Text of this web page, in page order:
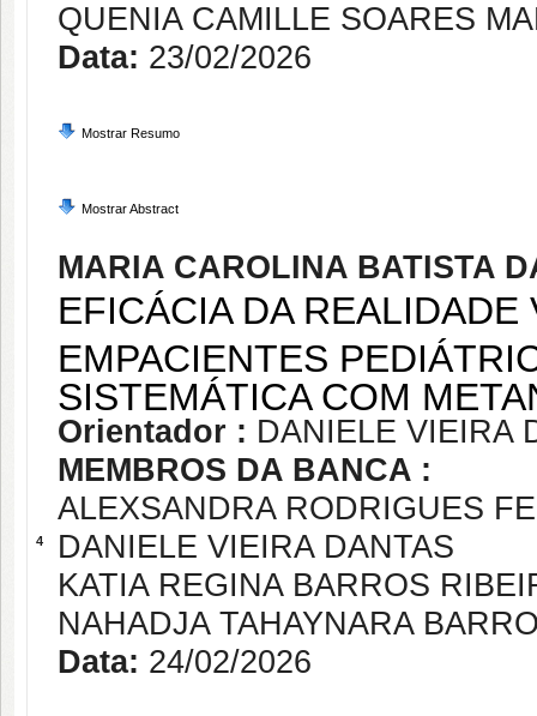
QUENIA CAMILLE SOARES
Data: 23/02/2026
Mostrar Resumo
Mostrar Abstract
4
MARIA CAROLINA BATISTA
EFICÁCIA DA
EMPACIENTES
SISTEMÁTICA COM
Orientador : DANIELE VIEIRA
MEMBROS DA BANCA :
ALEXSANDRA RODRIGUES
DANIELE VIEIRA DANTAS
KATIA REGINA BARROS
NAHADJA TAHAYNARA
Data: 24/02/2026